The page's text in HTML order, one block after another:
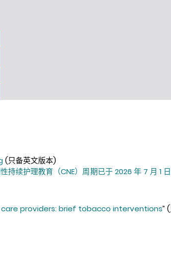
(只备英文版本)
持续护理教育（CNE）周期已于 2026 年 7 月 1
care providers: brief tobacco interventions”